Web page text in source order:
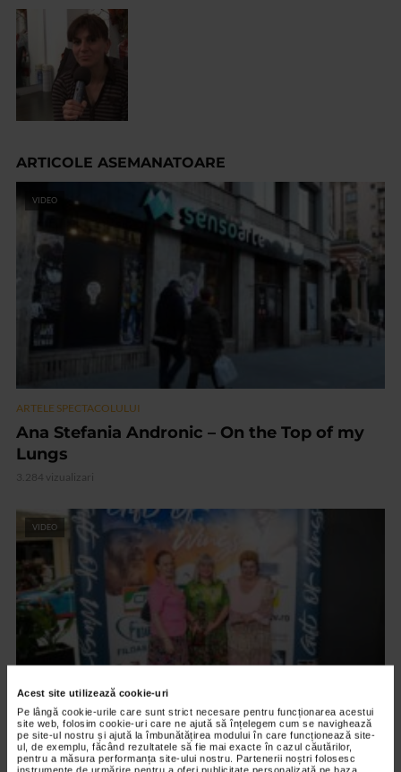
Acest site utilizează cookie-uri
Pe lângă cookie-urile care sunt strict necesare pentru funcționarea acestui
site web, folosim cookie-uri care ne ajută să înțelegem cum se navighează
pe site-ul nostru și ajută la îmbunătățirea modului în care funcționează site-
ul, de exemplu, făcând rezultatele să fie mai exacte în cazul căutărilor,
pentru a măsura performanța site-ului nostru. Partenerii noștri folosesc
instrumente de urmărire pentru a oferi publicitate personalizată pe baza
ARTICOLE ASEMANATOARE
VIDEO
ARTELE SPECTACOLULUI
Ana Stefania Andronic – On the Top of my
Lungs
3.284 vizualizari
VIDEO
ARTELE SPECTACOLULUI
PREMIERA FILMULUI DARUL ARIPILOR